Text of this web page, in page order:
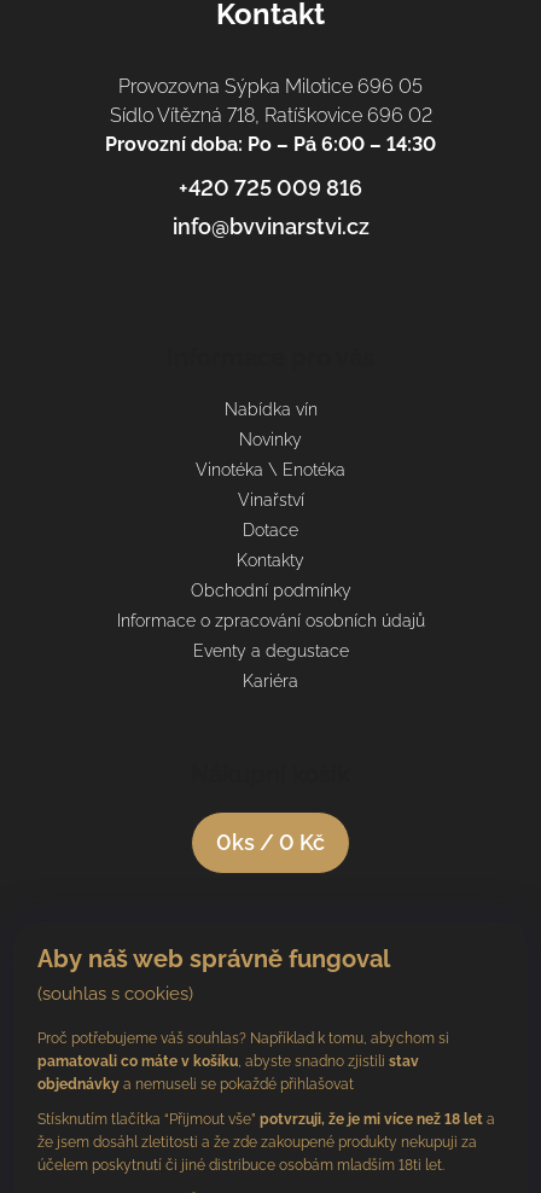
Aby náš web správně fungoval
(souhlas s cookies)
Proč potřebujeme váš souhlas? Například k tomu, abychom si
pamatovali co máte v košíku, abyste snadno zjistilistav
objednávky a nemuseli se pokaždé přihlašovat
Stísknutím tlačítka “Přijmout vše”potvrzuji, že je mi více než 18 let a
že jsem dosáhl zletitosti a že zde zakoupené produkty nekupuji za
účelem poskytnutí či jiné distribuce osobám mladším 18ti let.
Kontakt
Provozovna Sýpka Milotice 696 05
Sídlo Vítězná 718, Ratíškovice 696 02
Provozní doba: Po – Pá 6:00 – 14:30
+420 725 009 816
info@bvvinarstvi.cz
Nabídka vín
Novinky
Vinotéka \ Enotéka
Vinařství
Dotace
Kontakty
Obchodní podmínky
Informace o zpracování osobních údajů
Eventy a degustace
Kariéra
0ks /0 Kč